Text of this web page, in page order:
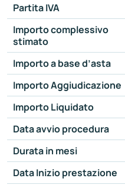
Partita IVA
Importo complessivo
stimato
Importo a base d’asta
Importo Aggiudicazione
Importo Liquidato
Data avvio procedura
Durata in mesi
Data Inizio prestazione